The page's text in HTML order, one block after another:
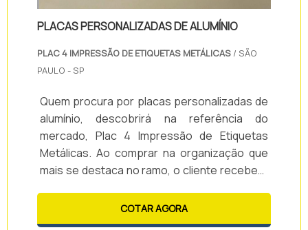
PLACAS PERSONALIZADAS DE ALUMÍNIO
PLAC 4 IMPRESSÃO DE ETIQUETAS METÁLICAS / SÃO
PAULO - SP
Quem procura por placas personalizadas de
alumínio, descobrirá na referência do
mercado, Plac 4 Impressão de Etiquetas
Metálicas. Ao comprar na organização que
mais se destaca no ramo, o cliente receberá
garantia de adquirir produtos que solucionem
qualquer demanda.MAIS INFORMAÇÕES
COTAR AGORA